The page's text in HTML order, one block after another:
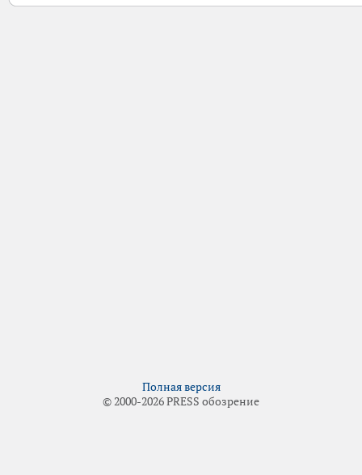
Полная версия
© 2000-2026 PRESS обозрение